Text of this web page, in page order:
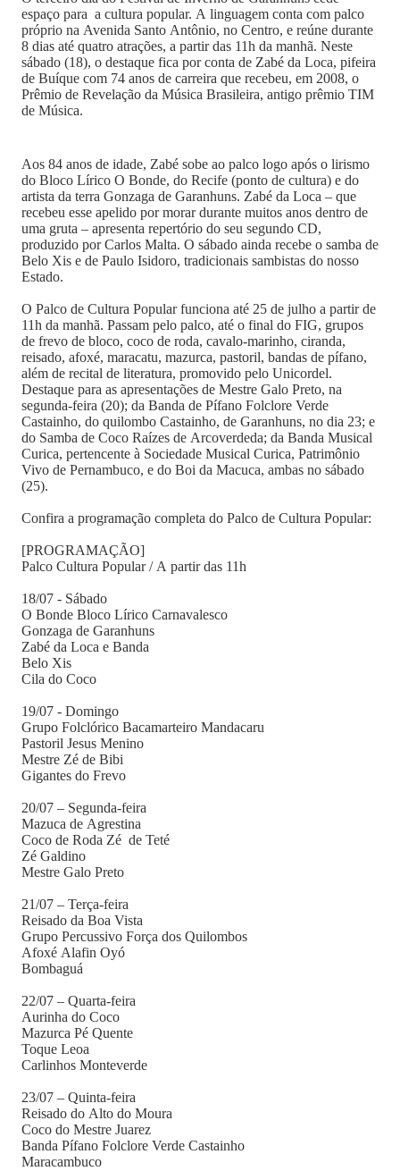
espaço para a cultura popular. A linguagem conta com palco
próprio na Avenida Santo Antônio, no Centro, e reúne durante
8 dias até quatro atrações, a partir das 11h da manhã. Neste
sábado (18), o destaque fica por conta de Zabé da Loca, pifeira
de Buíque com 74 anos de carreira que recebeu, em 2008, o
Prêmio de Revelação da Música Brasileira, antigo prêmio TIM
de Música.
Aos 84 anos de idade, Zabé sobe ao palco logo após o lirismo
do Bloco Lírico O Bonde, do Recife (ponto de cultura) e do
artista da terra Gonzaga de Garanhuns. Zabé da Loca – que
recebeu esse apelido por morar durante muitos anos dentro de
uma gruta – apresenta repertório do seu segundo CD,
produzido por Carlos Malta. O sábado ainda recebe o samba de
Belo Xis e de Paulo Isidoro, tradicionais sambistas do nosso
Estado.
O Palco de Cultura Popular funciona até 25 de julho a partir de
11h da manhã. Passam pelo palco, até o final do FIG, grupos
de frevo de bloco, coco de roda, cavalo-marinho, ciranda,
reisado, afoxé, maracatu, mazurca, pastoril, bandas de pífano,
além de recital de literatura, promovido pelo Unicordel.
Destaque para as apresentações de Mestre Galo Preto, na
segunda-feira (20); da Banda de Pífano Folclore Verde
Castainho, do quilombo Castainho, de Garanhuns, no dia 23; e
do Samba de Coco Raízes de Arcoverdeda; da Banda Musical
Curica, pertencente à Sociedade Musical Curica, Patrimônio
Vivo de Pernambuco, e do Boi da Macuca, ambas no sábado
(25).
Confira a programação completa do Palco de Cultura Popular:
[PROGRAMAÇÃO]
Palco Cultura Popular / A partir das 11h
18/07 - Sábado
O Bonde Bloco Lírico Carnavalesco
Gonzaga de Garanhuns
Zabé da Loca e Banda
Belo Xis
Cila do Coco
19/07 - Domingo
Grupo Folclórico Bacamarteiro Mandacaru
Pastoril Jesus Menino
Mestre Zé de Bibi
Gigantes do Frevo
20/07 – Segunda-feira
Mazuca de Agrestina
Coco de Roda Zé de Teté
Zé Galdino
Mestre Galo Preto
21/07 – Terça-feira
Reisado da Boa Vista
Grupo Percussivo Força dos Quilombos
Afoxé Alafin Oyó
Bombaguá
22/07 – Quarta-feira
Aurinha do Coco
Mazurca Pé Quente
Toque Leoa
Carlinhos Monteverde
23/07 – Quinta-feira
Reisado do Alto do Moura
Coco do Mestre Juarez
Banda Pífano Folclore Verde Castainho
Maracambuco